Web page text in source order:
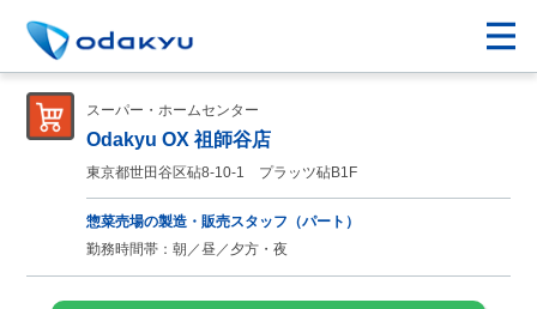
スーパー・ホームセンター
Odakyu OX 祖師谷店
東京都世田谷区砧8-10-1 プラッツ砧B1F
惣菜売場の製造・販売スタッフ（パート）
勤務時間帯：朝／昼／夕方・夜